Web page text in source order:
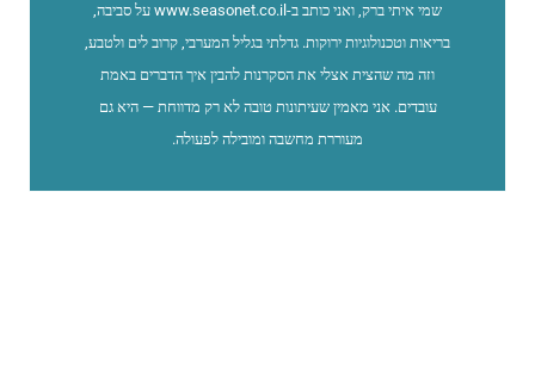
שמי איתי ברק, ואני כותב ב-www.seasonet.co.il על סביבה,
בריאות וטכנולוגיות ירוקות. גדלתי בגליל המערבי, קרוב לים ולטבע,
וזה מה שהצית אצלי את הסקרנות להבין איך הדברים באמת
עובדים. אני מאמין שעיתונות טובה לא רק מדווחת — היא גם
מעוררת מחשבה ומובילה לפעולה.